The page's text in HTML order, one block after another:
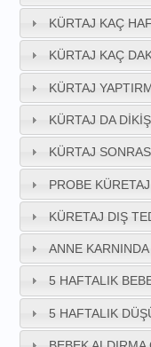
KÜRTAJ KAÇ
KÜRTAJ KAÇ
KÜRTAJ
KÜRTAJ DA
KÜRTAJ
PROBE
KÜRETAJ DIŞ
ANNE
5 HAFTALIK
5 HAFTALIK